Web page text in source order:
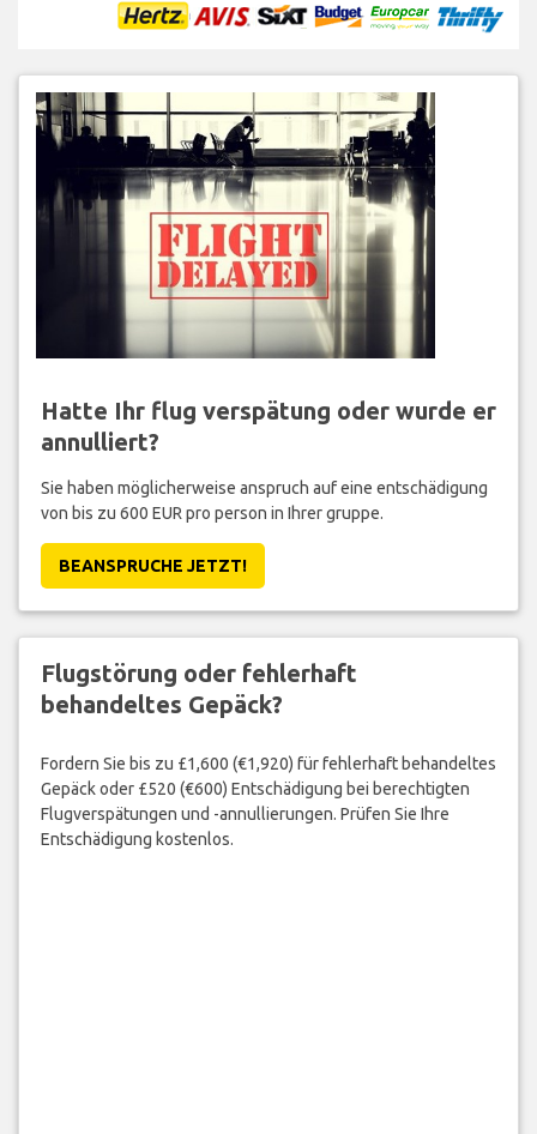
Hatte Ihr flug verspätung oder wurde er
annulliert?
Sie haben möglicherweise anspruch auf eine entschädigung
von bis zu 600 EUR pro person in Ihrer gruppe.
BEANSPRUCHE JETZT!
Flugstörung oder fehlerhaft
behandeltes Gepäck?
Fordern Sie bis zu £1,600 (€1,920) für fehlerhaft behandeltes
Gepäck oder £520 (€600) Entschädigung bei berechtigten
Flugverspätungen und -annullierungen. Prüfen Sie Ihre
Entschädigung kostenlos.